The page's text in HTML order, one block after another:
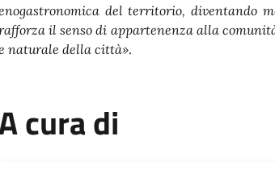
del territorio, diventando
il senso di appartenenza alla
naturale della città».
cura di